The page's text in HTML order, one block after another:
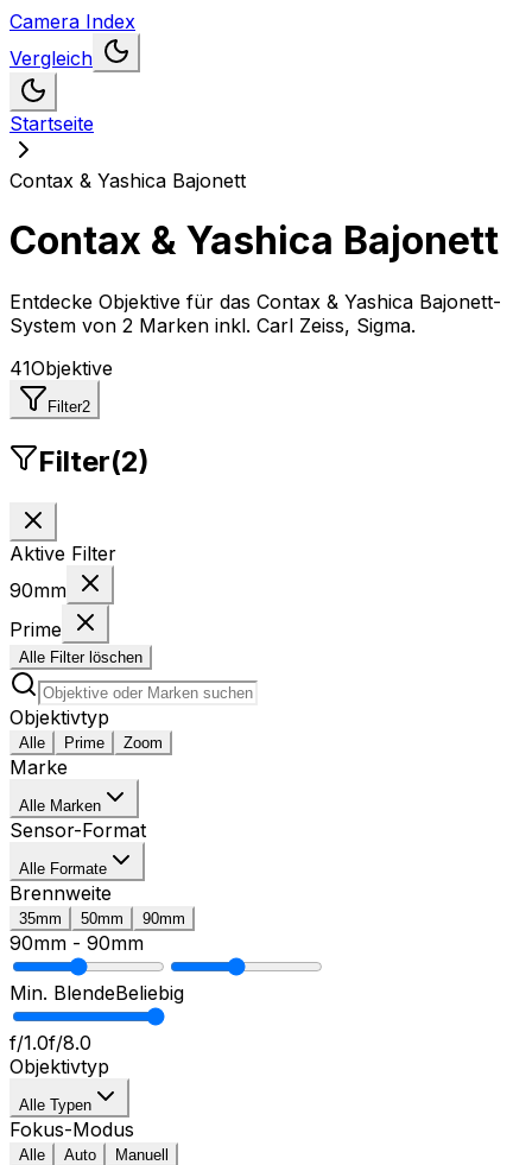
Camera Index
Vergleich
Startseite
Contax & Yashica Bajonett
Contax & Yashica Bajonett
Entdecke Objektive für das Contax & Yashica Bajonett-
System von 2 Marken inkl. Carl Zeiss, Sigma.
41Objektive
Filter2
Filter(2)
Aktive Filter
90mm
Prime
Alle Filter löschen
Objektivtyp
Alle Prime Zoom
Marke
Alle Marken
Sensor-Format
Alle Formate
Brennweite
35mm 50mm 90mm
90mm - 90mm
Min. BlendeBeliebig
f/1.0f/8.0
Objektivtyp
Alle Typen
Fokus-Modus
Alle Auto Manuell